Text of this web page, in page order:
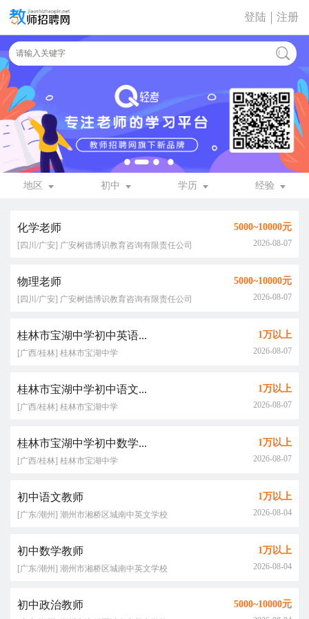
登陆 注册
地区 初中 学历 经验
化学老师 5000~10000元
[四川/广安] 广安树德博识教育咨询有限责任公司 2026-08-07
物理老师 5000~10000元
[四川/广安] 广安树德博识教育咨询有限责任公司 2026-08-07
桂林市宝湖中学初中英语... 1万以上
[广西/桂林] 桂林市宝湖中学 2026-08-07
桂林市宝湖中学初中语文... 1万以上
[广西/桂林] 桂林市宝湖中学 2026-08-07
桂林市宝湖中学初中数学... 1万以上
[广西/桂林] 桂林市宝湖中学 2026-08-07
初中语文教师 1万以上
[广东/潮州] 潮州市湘桥区城南中英文学校 2026-08-04
初中数学教师 1万以上
[广东/潮州] 潮州市湘桥区城南中英文学校 2026-08-04
初中政治教师 5000~10000元